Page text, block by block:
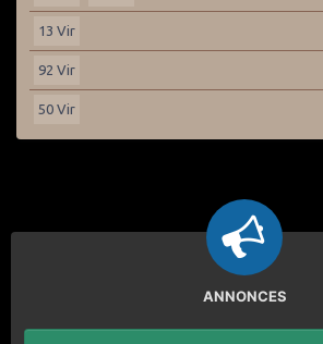
13 Vir
92 Vir
50 Vir
ANNONCES